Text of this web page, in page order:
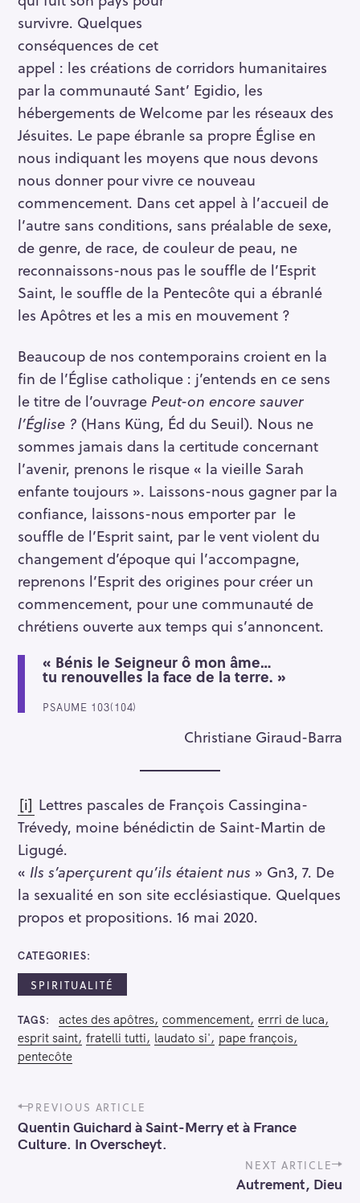
survivre. Quelques
conséquences de cet
appel : les créations de corridors humanitaires
par la communauté Sant’ Egidio, les
hébergements de Welcome par les réseaux des
Jésuites. Le pape ébranle sa propre Église en
nous indiquant les moyens que nous devons
nous donner pour vivre ce nouveau
commencement. Dans cet appel à l’accueil de
l’autre sans conditions, sans préalable de sexe,
de genre, de race, de couleur de peau, ne
reconnaissons-nous pas le souffle de l’Esprit
Saint, le souffle de la Pentecôte qui a ébranlé
les Apôtres et les a mis en mouvement ?
Beaucoup de nos contemporains croient en la
fin de l’Église catholique : j’entends en ce sens
le titre de l’ouvrage Peut-on encore sauver
l’Église ? (Hans Küng, Éd du Seuil). Nous ne
sommes jamais dans la certitude concernant
l’avenir, prenons le risque « la vieille Sarah
enfante toujours ». Laissons-nous gagner par la
confiance, laissons-nous emporter par le
souffle de l’Esprit saint, par le vent violent du
changement d’époque qui l’accompagne,
reprenons l’Esprit des origines pour créer un
commencement, pour une communauté de
chrétiens ouverte aux temps qui s’annoncent.
« Bénis le Seigneur ô mon âme…
tu renouvelles la face de la terre. »
PSAUME 103(104)
Christiane Giraud-Barra
[i] Lettres pascales de François Cassingina-
Trévedy, moine bénédictin de Saint-Martin de
Ligugé.
« Ils s’aperçurent qu’ils étaient nus » Gn3, 7. De
la sexualité en son site ecclésiastique. Quelques
propos et propositions. 16 mai 2020.
CATEGORIES
SPIRITUALITÉ
TAGS actes des apôtres commencement errri de luca
esprit saint fratelli tutti laudato si'
pape françois
pentecôte
P
o
s
t
PREVIOUS ARTICLE
Quentin Guichard à Saint-Merry et à France
Culture. In Overscheyt.
NEXT ARTICLE
Autrement, Dieu